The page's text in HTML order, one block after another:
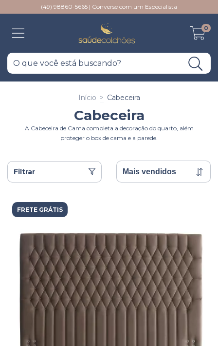
(49) 98860-5665 | Converse com um Especialista
0
Início > Cabeceira
Cabeceira
A Cabeceira de Cama completa a decoração do quarto, além
proteger o box de cama e a parede.
Filtrar
FRETE GRÁTIS